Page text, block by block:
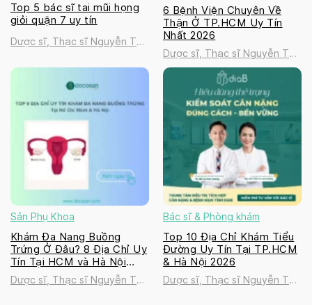
Top 5 bác sĩ tai mũi họng
giỏi quận 7 uy tín
Dược sĩ, Thạc sĩ Nguyễn Thị
6 Bệnh Viện Chuyên Về
Thận Ở TP.HCM Uy Tín
Nhất 2026
Dược sĩ, Thạc sĩ Nguyễn Thị
Thanh Tú
Sản Phụ Khoa
Khám Đa Nang Buồng
Trứng Ở Đâu? 8 Địa Chỉ Uy
Tín Tại HCM và Hà Nội
2026
Dược sĩ, Thạc sĩ Nguyễn Thị
Bác sĩ & Phòng khám
Top 10 Địa Chỉ Khám Tiểu
Đường Uy Tín Tại TP.HCM
& Hà Nội 2026
Dược sĩ, Thạc sĩ Nguyễn Thị